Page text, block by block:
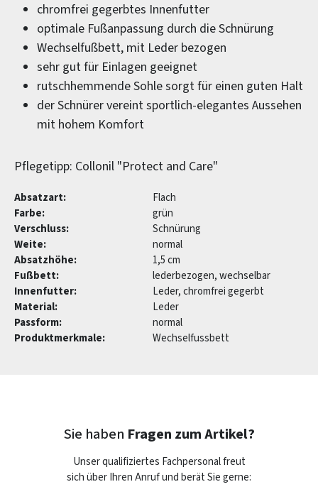
chromfrei gegerbtes Innenfutter
optimale Fußanpassung durch die Schnürung
Wechselfußbett, mit Leder bezogen
sehr gut für Einlagen geeignet
rutschhemmende Sohle sorgt für einen guten Halt
der Schnürer vereint sportlich-elegantes Aussehen
mit hohem Komfort
Pflegetipp: Collonil "Protect and Care"
Absatzart:
Flach
Farbe:
grün
Verschluss:
Schnürung
Weite:
normal
Absatzhöhe:
1,5 cm
Fußbett:
lederbezogen, wechselbar
Innenfutter:
Leder, chromfrei gegerbt
Material:
Leder
Passform:
normal
Produktmerkmale:
Wechselfussbett
Sie haben Fragen zum Artikel?
Unser qualifiziertes Fachpersonal freut
sich über Ihren Anruf und berät Sie gerne: